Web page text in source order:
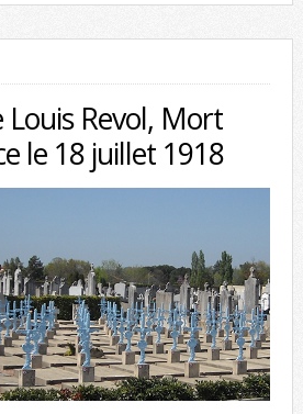
Louis Revol, Mort
le 18 juillet 1918